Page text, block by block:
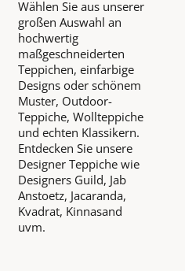
Wählen Sie aus unserer
großen Auswahl an
hochwertig
maßgeschneiderten
Teppichen, einfarbige
Designs oder schönem
Muster, Outdoor-
Teppiche, Wollteppiche
und echten Klassikern.
Entdecken Sie unsere
Designer Teppiche wie
Designers Guild, Jab
Anstoetz, Jacaranda,
Kvadrat, Kinnasand
uvm.